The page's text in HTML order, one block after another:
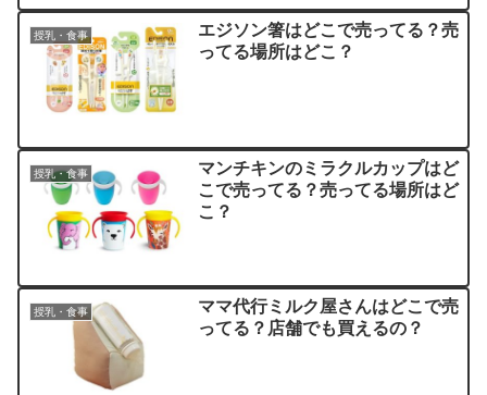
授乳・食事
エジソン箸はどこで売ってる？売
ってる場所はどこ？
授乳・食事
マンチキンのミラクルカップはど
こで売ってる？売ってる場所はど
こ？
授乳・食事
ママ代行ミルク屋さんはどこで売
ってる？店舗でも買えるの？